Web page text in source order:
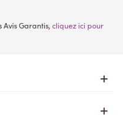
Garantis, cliquez ici pour